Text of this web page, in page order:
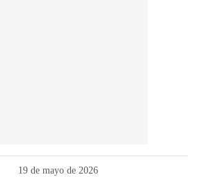
19 de mayo de 2026